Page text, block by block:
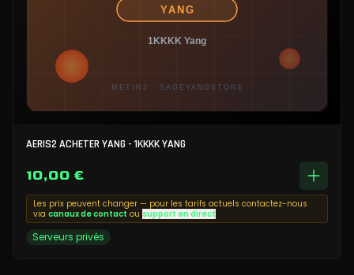
AERIS2 ACHETER YANG - 1KKKK YANG
10,00 €
Les prix peuvent changer — pour les tarifs actuels contactez-nous
via canaux de contact ou support en direct
Serveurs privés